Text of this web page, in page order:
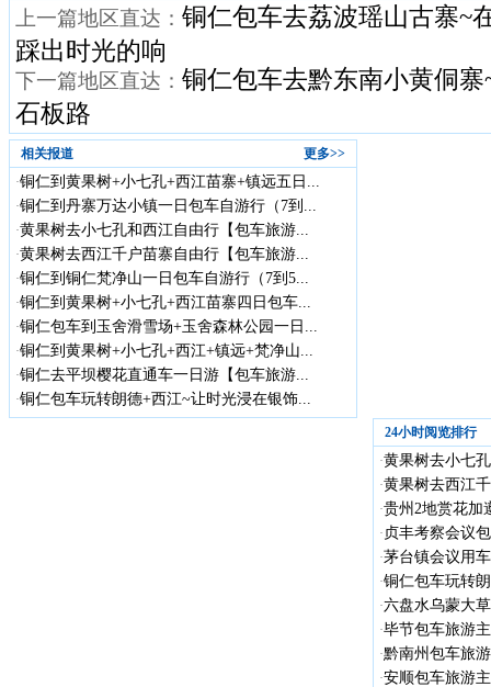
上一篇地区直达： 铜仁包车去荔波瑶山古寨~
踩出时光的响
下一篇地区直达： 铜仁包车去黔东南小黄侗
石板路
更多>>
相关报道
·铜仁到黄果树+小七孔+西江苗寨+镇远五日...
·铜仁到丹寨万达小镇一日包车自游行（7到...
·黄果树去小七孔和西江自由行【包车旅游...
·黄果树去西江千户苗寨自由行【包车旅游...
·铜仁到铜仁梵净山一日包车自游行（7到5...
·铜仁到黄果树+小七孔+西江苗寨四日包车...
·铜仁包车到玉舍滑雪场+玉舍森林公园一日...
·铜仁到黄果树+小七孔+西江+镇远+梵净山...
·铜仁去平坝樱花直通车一日游【包车旅游...
·铜仁包车玩转朗德+西江~让时光浸在银饰...
24小时阅览排行
·黄果树去小七
·黄果树去西江
·贵州2地赏花加
· 贞丰考察会议
·茅台镇会议用
·铜仁包车玩转
·六盘水乌蒙大
·毕节包车旅游
·黔南州包车旅
·安顺包车旅游